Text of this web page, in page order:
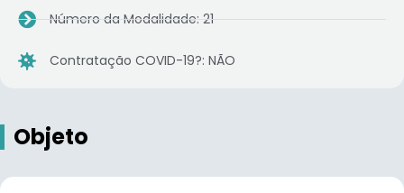
Número da Modalidade: 21
Contratação COVID-19?: NÃO
Objeto